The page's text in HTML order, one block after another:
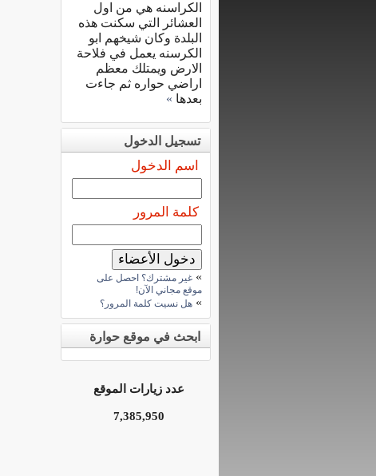
الكراسنه هي من اول
العشائر التي سكنت هذه
البلدة وكان شيخهم ابو
الكرسنه يعمل في فلاحة
الارض ويمتلك معظم
اراضي حواره ثم جاءت
بعدها »
تسجيل الدخول
اسم الدخول
كلمة المرور
» غير مشترك؟ احصل على
موقع مجاني الآن!
» هل نسيت كلمة المرور؟
ابحث في موقع حوارة
عدد زيارات الموقع
7,385,950